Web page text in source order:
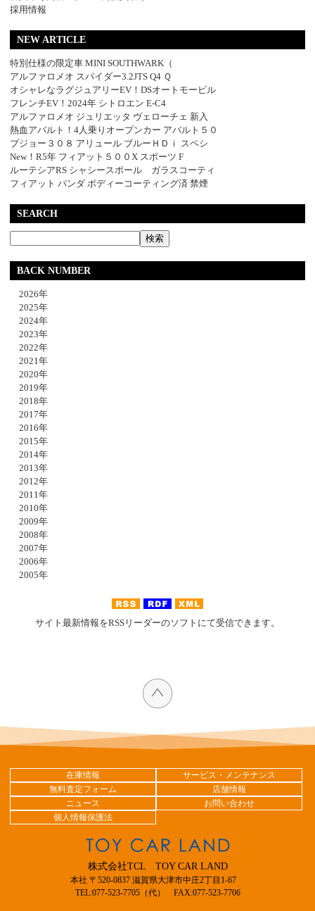
採用情報
NEW ARTICLE
特別仕様の限定車 MINI SOUTHWARK（
アルファロメオ スパイダー3.2JTS Q4 Ｑ
オシャレなラグジュアリーEV！DSオートモービル
フレンチEV！2024年 シトロエン E-C4
アルファロメオ ジュリエッタ ヴェローチェ 新入
熱血アバルト！4人乗りオープンカー アバルト５０
プジョー３０８ アリュール ブルーＨＤｉ スペシ
New！R5年 フィアット５００X スポーツ F
ルーテシアRS シャシースポール ガラスコーティ
フィアット パンダ ボディーコーティング済 禁煙
SEARCH
BACK NUMBER
2026年
2025年
2024年
2023年
2022年
2021年
2020年
2019年
2018年
2017年
2016年
2015年
2014年
2013年
2012年
2011年
2010年
2009年
2008年
2007年
2006年
2005年
サイト最新情報をRSSリーダーのソフトにて受信できます。
在庫情報
サービス・メンテナンス
無料査定フォーム
店舗情報
ニュース
お問い合わせ
個人情報保護法
株式会社TCL TOY CAR LAND
本社 〒520-0837 滋賀県大津市中庄2丁目1-67
TEL:077-523-7705（代） FAX:077-523-7706